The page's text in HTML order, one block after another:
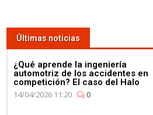
Últimas noticias
¿Qué aprende la ingeniería
automotriz de los accidentes en
competición? El caso del Halo
14/04/2026 11:20
0